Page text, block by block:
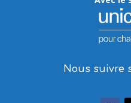
Nous suivre